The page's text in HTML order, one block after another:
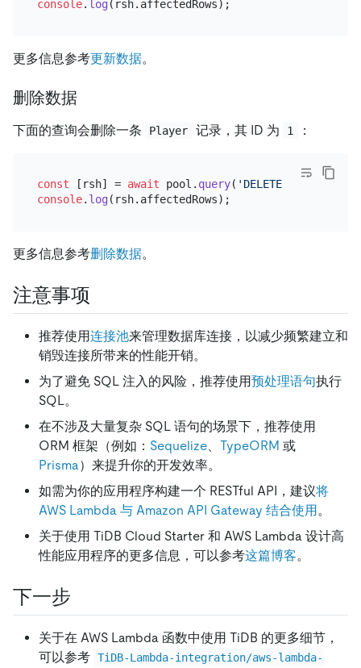
console. log(rsh. affectedRows
更多信息参考更新数据。
删除数据
下面的查询会删除一条 Player 记录，其 ID 为 1 ：
const [rsh] = await pool. query( 'DELETE FROM
console. log(rsh. affectedRows
更多信息参考删除数据。
注意事项
推荐使用连接池来管理数据库连接，以减少频繁建立和
销毁连接所带来的性能开销。
为了避免 SQL 注入的风险，推荐使用预处理语句执行
SQL。
在不涉及大量复杂 SQL 语句的场景下，推荐使用
ORM 框架（例如： Sequelize、 TypeORM 或
Prisma）来提升你的开发效率。
如需为你的应用程序构建一个 RESTful API，建议将
AWS Lambda 与 Amazon API Gateway 结合使用。
关于使用 TiDB Cloud Starter 和 AWS Lambda 设计高
性能应用程序的更多信息，可以参考这篇博客。
下一步
关于在 AWS Lambda 函数中使用 TiDB 的更多细节，
可以参考 TiDB-Lambda-integration/aws-lambda-